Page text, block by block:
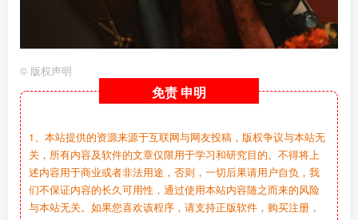
© 版权声明
免责 申明
1、本站提供的资源来源于互联网与网友投稿，版权争议与本站无
关，所有内容及软件的文章仅限用于学习和研究目的。不得将上
述内容用于商业或者非法用途，否则，一切后果请用户自负，我
们不保证内容的长久可用性，通过使用本站内容随之而来的风险
与本站无关。如果您喜欢该程序，请支持正版软件，购买注册，